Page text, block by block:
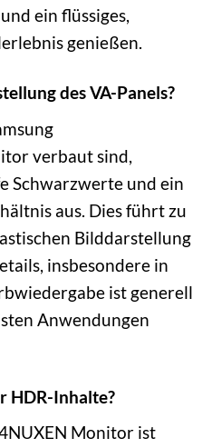
ein flüssiges,
genießen.
des VA-Panels?
verbaut sind,
Schwarzwerte und ein
aus. Dies führt zu
Bilddarstellung
insbesondere in
ist generell
Anwendungen
HDR-Inhalte?
Monitor ist